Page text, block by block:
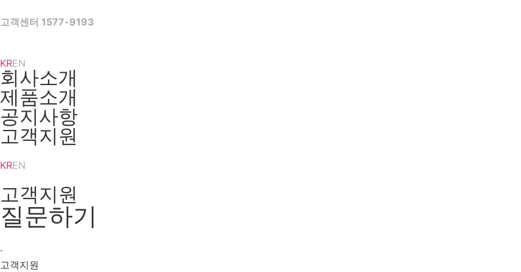
to
고객센터 1577-9193
KREN
회사소개
제품소개
공지사항
고객지원
KREN
고객지원
질문하기
·
고객지원